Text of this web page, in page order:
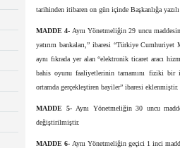
tarihinden itibaren on gün içinde Başkanlığa
MADDE 4- Aynı Yönetmeliğin 29 uncu
yatırım bankaları,” ibaresi “Türkiye
aynı fıkrada yer alan “elektronik ticaret aracı
bahis oyunu faaliyetlerinin tamamını fiziki bir
ortamda gerçekleştiren bayiler” ibaresi eklenmiştir.
MADDE 5- Aynı Yönetmeliğin 30 uncu
değiştirilmiştir.
MADDE 6- Aynı Yönetmeliğin geçici 1 inci